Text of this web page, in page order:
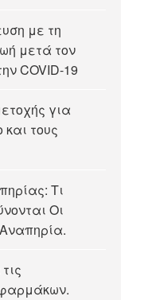
με τη
μετά τον
COVID-19
για
τους
Τι
Οι